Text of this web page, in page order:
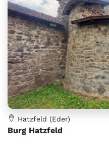
Hatzfeld (Eder)
Burg Hatzfeld